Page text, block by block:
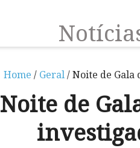
Home / Geral/ Noite de Gala
Noite de